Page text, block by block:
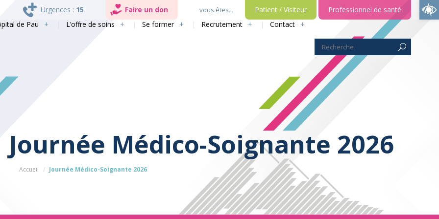
Urgences : 15 Faire un don vous êtes... Patient / Visiteur
Professionnel de santé
de Pau
L’offre de soins Se former Recrutement Contact
Journée Médico-Soignante 2026
Accueil Journée Médico-Soignante 2026